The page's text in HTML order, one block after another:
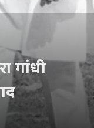
गांधी